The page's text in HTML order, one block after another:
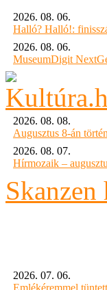
2026. 08. 06.
Halló? Halló!:
2026. 08. 06.
MuseumDigit
2026. 08. 08.
Augusztus 8-án
2026. 08. 07.
Hírmozaik –
Skanzen
2026. 07. 06.
Emlékéremmel